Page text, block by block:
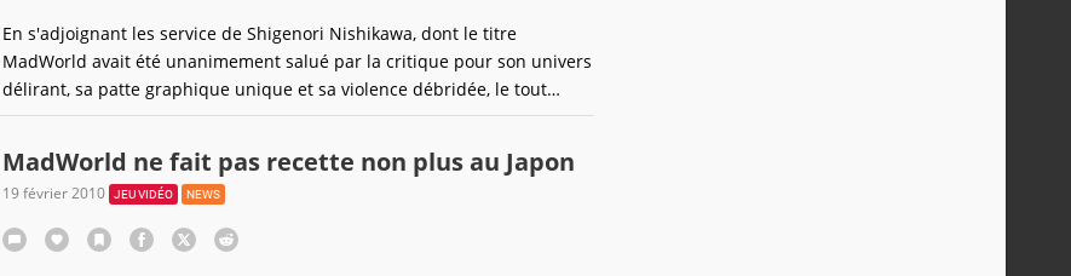
En s'adjoignant les service de Shigenori Nishikawa, dont le titre
MadWorld avait été unanimement salué par la critique pour son univers
délirant, sa patte graphique unique et sa violence débridée, le tout
jeune studio de Shinji Mikami (créateur de la série Resident Evil) Tango,
MadWorld ne fait pas recette non plus au Japon
19 février 2010 JEU VIDÉO NEWS